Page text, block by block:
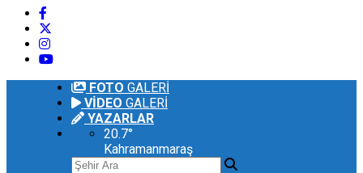
FOTO GALERİ
VİDEO GALERİ
YAZARLAR
20.7°
Kahramanmaraş